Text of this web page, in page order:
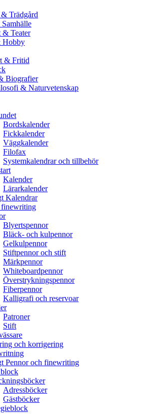
Trädgård
& Teater
Hobby
& Fritid
Biografier
& Naturvetenskap
Bordskalender
Fickkalender
Väggkalender
Filofax
Systemkalendrar och tillbehör
Kalender
Lärarkalender
Kalendrar
finewriting
Blyertspennor
Bläck- och kulpennor
Gelkulpennor
Stiftpennor och stift
Märkpennor
Whiteboardpennor
Överstrykningspennor
Fiberpennor
Kalligrafi och reservoar
Patroner
Stift
och korrigering
Pennor och finewriting
Adressböcker
Gästböcker